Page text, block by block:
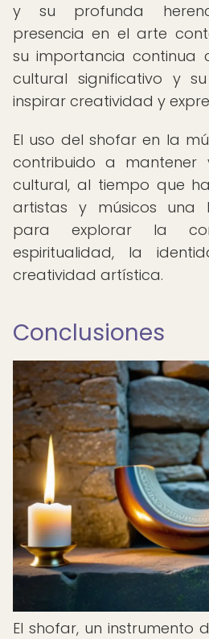
y su profunda
presencia en el arte
su importancia continua
cultural significativo y
inspirar creatividad y
El uso del shofar en la
contribuido a mantener
cultural, al tiempo que
artistas y músicos una
para explorar la
espiritualidad, la
creatividad artística.
Conclusiones
El shofar, un instrumento